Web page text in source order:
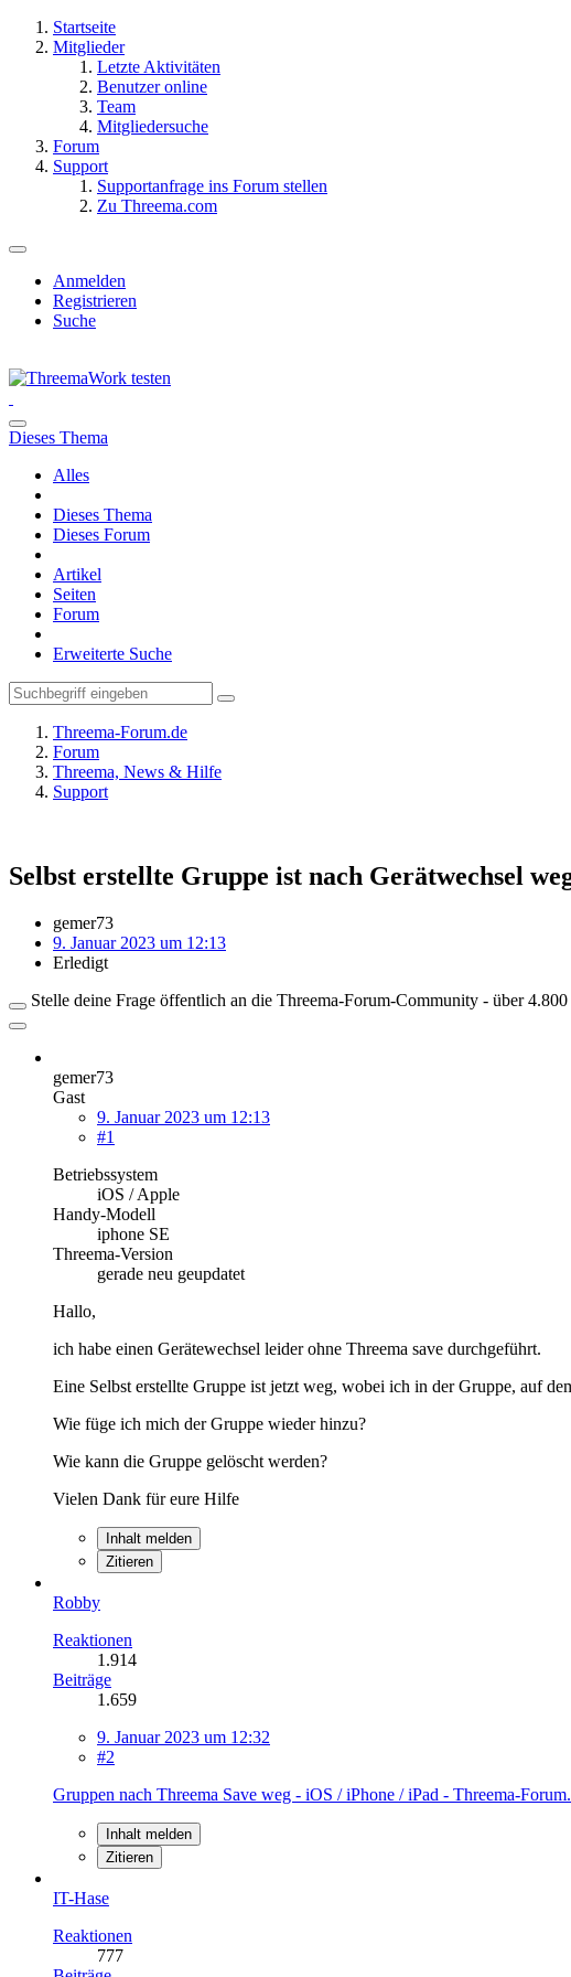
Startseite
Mitglieder
Letzte Aktivitäten
Benutzer online
Team
Mitgliedersuche
Forum
Support
Supportanfrage ins Forum stellen
Zu Threema.com
Anmelden
Registrieren
Suche
Dieses Thema
Alles
Dieses Thema
Dieses Forum
Artikel
Seiten
Forum
Erweiterte Suche
Threema-Forum.de
Forum
Threema, News & Hilfe
Support
Selbst erstellte Gruppe ist nach Gerätwechsel
gemer73
9. Januar 2023 um 12:13
Erledigt
Stelle deine Frage öffentlich an die Threema-Forum-Community - über
gemer73
Gast
9. Januar 2023 um 12:13
#1
Betriebssystem
iOS / Apple
Handy-Modell
iphone SE
Threema-Version
gerade neu geupdatet
Hallo,
ich habe einen Gerätewechsel leider ohne Threema save durchgeführt.
Eine Selbst erstellte Gruppe ist jetzt weg, wobei ich in der Gruppe, auf
Wie füge ich mich der Gruppe wieder hinzu?
Wie kann die Gruppe gelöscht werden?
Vielen Dank für eure Hilfe
Inhalt melden
Zitieren
Robby
Reaktionen
1.914
Beiträge
1.659
9. Januar 2023 um 12:32
#2
Gruppen nach Threema Save weg - iOS / iPhone / iPad - Threema-
Inhalt melden
Zitieren
IT-Hase
Reaktionen
777